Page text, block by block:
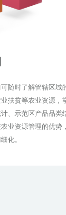
随时了解管辖区域
扶贫等农业资源，
、示范区产品品类
业资源管理的优势
化。